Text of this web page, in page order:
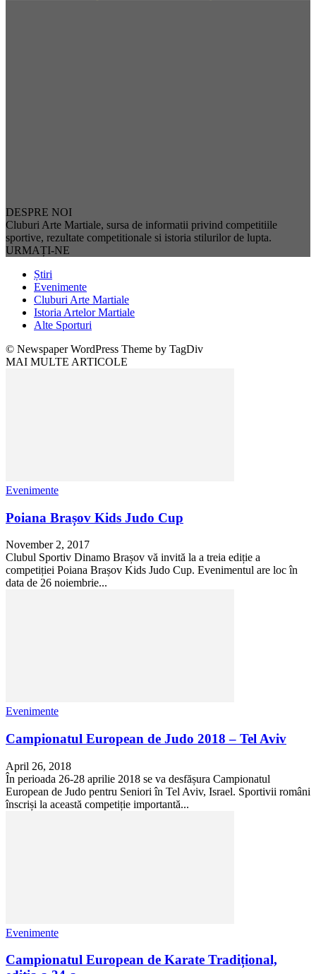
DESPRE NOI
Cluburi Arte Martiale, sursa de informatii privind competitiile
sportive, rezultate competitionale si istoria stilurilor de lupta.
URMAȚI-NE
Știri
Evenimente
Cluburi Arte Martiale
Istoria Artelor Martiale
Alte Sporturi
© Newspaper WordPress Theme by TagDiv
MAI MULTE ARTICOLE
Evenimente
Poiana Brașov Kids Judo Cup
November 2, 2017
Clubul Sportiv Dinamo Brașov vă invită la a treia ediție a
competiției Poiana Brașov Kids Judo Cup. Evenimentul are loc în
data de 26 noiembrie...
Evenimente
Campionatul European de Judo 2018 – Tel Aviv
April 26, 2018
În perioada 26-28 aprilie 2018 se va desfășura Campionatul
European de Judo pentru Seniori în Tel Aviv, Israel. Sportivii români
înscriși la această competiție importantă...
Evenimente
Campionatul European de Karate Tradițional,